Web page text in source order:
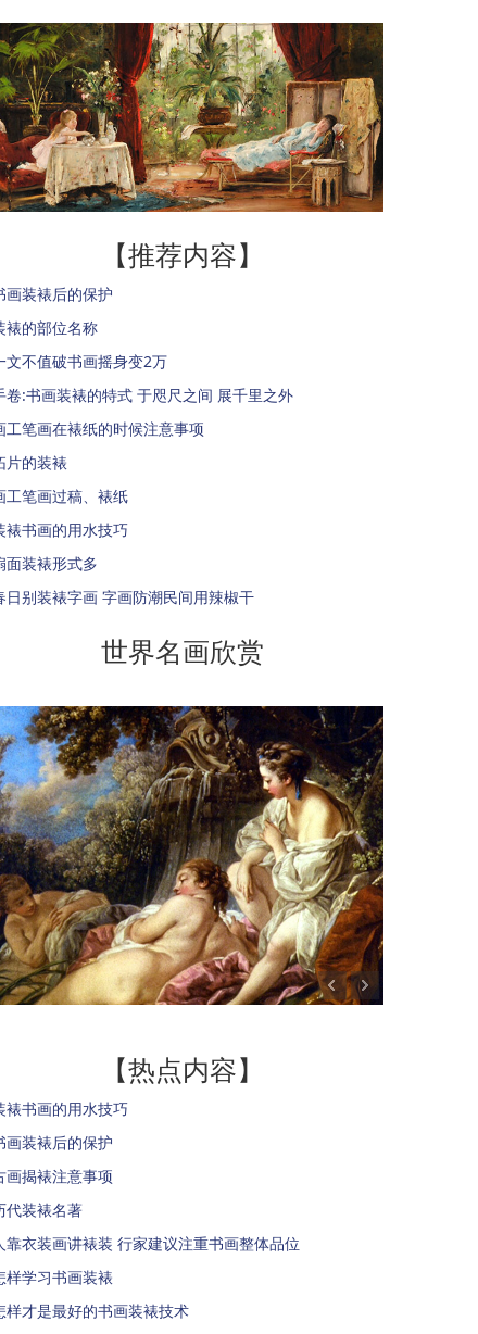
【推荐内容】
画装裱后的保护
裱的部位名称
文不值破书画摇身变2万
卷:书画装裱的特式 于咫尺之间 展千里之外
工笔画在裱纸的时候注意事项
片的装裱
工笔画过稿、裱纸
裱书画的用水技巧
面装裱形式多
日别装裱字画 字画防潮民间用辣椒干
世界名画欣赏
【热点内容】
裱书画的用水技巧
画装裱后的保护
画揭裱注意事项
代装裱名著
靠衣装画讲裱装 行家建议注重书画整体品位
样学习书画装裱
样才是最好的书画装裱技术